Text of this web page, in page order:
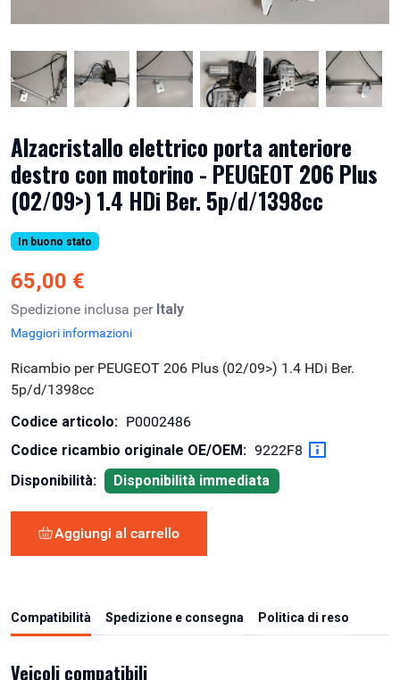
Alzacristallo elettrico porta anteriore
destro con motorino - PEUGEOT 206 Plus
(02/09>) 1.4 HDi Ber. 5p/d/1398cc
In buono stato
65,00 €
Spedizione inclusa per Italy
Maggiori informazioni
Ricambio per PEUGEOT 206 Plus (02/09>) 1.4 HDi Ber.
5p/d/1398cc
Codice articolo: P0002486
Codice ricambio originale OE/OEM: 9222F8
Disponibilità:
Disponibilità immediata
Aggiungi al carrello
Compatibilità Spedizione e consegna Politica di reso
Veicoli compatibili